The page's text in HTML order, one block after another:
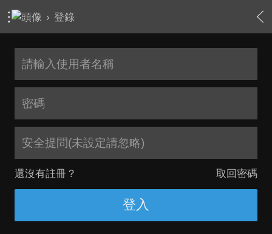
› 登錄
安全提問(未設定請忽略)
還沒有註冊？ 取回密碼
登入